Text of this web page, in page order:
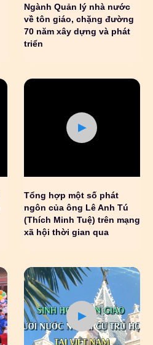
Ngành Quản lý nhà nước
về tôn giáo, chặng đường
70 năm xây dựng và phát
triển
Tổng hợp một số phát
ngôn của ông Lê Anh Tú
(Thích Minh Tuệ) trên mạng
xã hội thời gian qua